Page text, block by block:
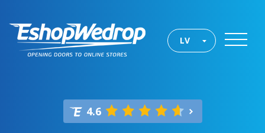
LV
4.6